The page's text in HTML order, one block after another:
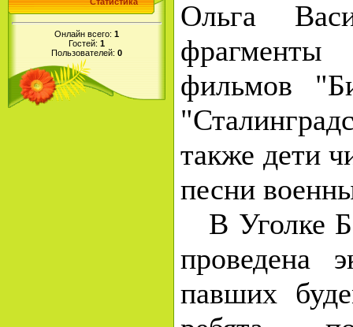
Онлайн всего: 1
Гостей: 1
Пользователей: 0
Ольга
фрагменты
фильмов
также дети
песни
В Уголке
проведена
павших